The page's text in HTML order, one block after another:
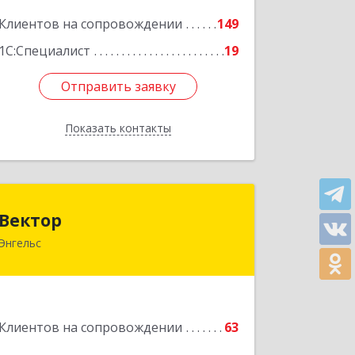
Клиентов на сопровождении
149
1С:Специалист
19
Отправить заявку
Показать контакты
Подробнее
Отправить заявку
Назад
Вектор
Энгельс
Клиентов на сопровождении 63
413107, Саратовская обл, Энгельс г,
Подробнее